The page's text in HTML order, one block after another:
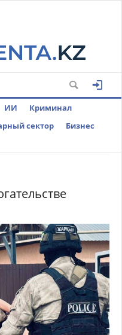
ИИ
Криминал
сектор
Бизнес